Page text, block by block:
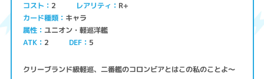
コスト 2 レアリティ R+
カード種類 キャラ
属性 ユニオン・軽巡洋艦
ATK 2 DEF 5
クリーブランド級軽巡、二番艦のコロンビアとはこの私のことよ～